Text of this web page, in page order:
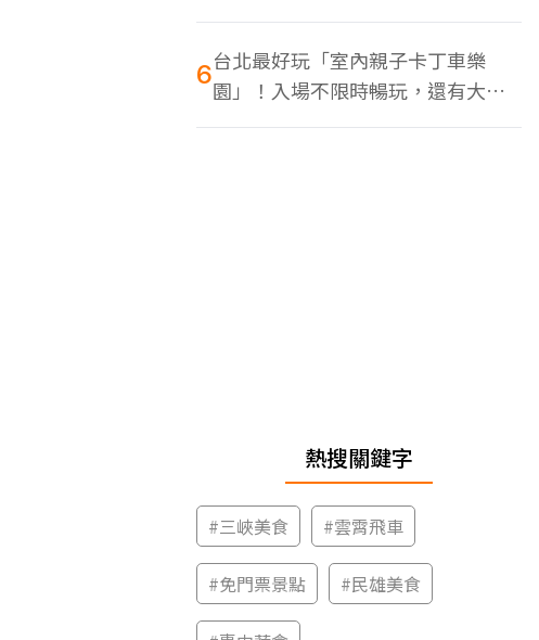
同框
6台北最好玩「室內親子卡丁車樂
園」！入場不限時暢玩，還有大螢
幕Switch遊戲區
熱搜關鍵字
#三峽美食 #雲霄飛車
#免門票景點 #民雄美食